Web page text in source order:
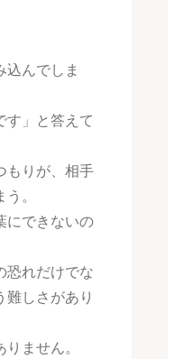
込んでしま
す」と答えて
もりが、相手
。
にできないの
恐れだけでな
難しさがあり
ません。